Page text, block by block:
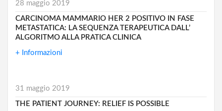
28 maggio 2019
CARCINOMA MAMMARIO HER 2 POSITIVO IN FASE
METASTATICA: LA SEQUENZA TERAPEUTICA DALL’
ALGORITMO ALLA PRATICA CLINICA
+ Informazioni
31 maggio 2019
THE PATIENT JOURNEY: RELIEF IS POSSIBLE